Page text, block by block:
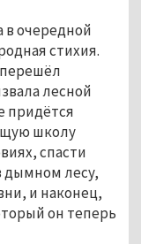
в очередной
стихия.
лесной
придётся
школу
спасти
дымном лесу,
и наконец,
он теперь